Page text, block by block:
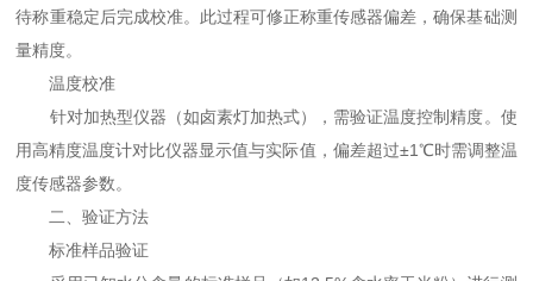
待称重稳定后完成校准。此过程可修正称重传感器偏差，确保基础测
量精度。
温度校准
针对加热型仪器（如卤素灯加热式），需验证温度控制精度。使
用高精度温度计对比仪器显示值与实际值，偏差超过±1℃时需调整温
度传感器参数。
二、验证方法
标准样品验证